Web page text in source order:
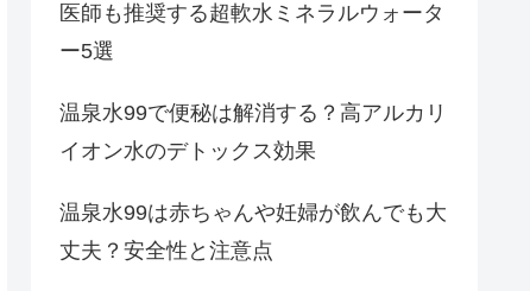
医師も推奨する超軟水ミネラルウォータ
ー5選
温泉水99で便秘は解消する？高アルカリ
イオン水のデトックス効果
温泉水99は赤ちゃんや妊婦が飲んでも大
丈夫？安全性と注意点